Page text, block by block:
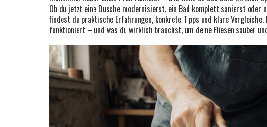
Ob du jetzt eine Dusche modernisierst, ein Bad komplett sanierst oder
findest du praktische Erfahrungen, konkrete Tipps und klare Vergleiche.
funktioniert – und was du wirklich brauchst, um deine Fliesen sauber